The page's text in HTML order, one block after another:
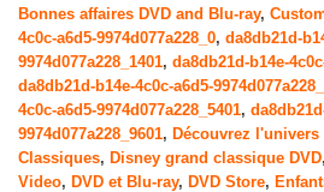
Bonnes affaires DVD and Blu-ray,
4c0c-a6d5-9974d077a228_0, da8db21d-
9974d077a228_1401, da8db21d-b14e-
da8db21d-b14e-4c0c-a6d5-
4c0c-a6d5-9974d077a228_5401,
9974d077a228_9601, Découvrez l'univers
Classiques, Disney grand classique DVD,
Video, DVD et Blu-ray, DVD Store,